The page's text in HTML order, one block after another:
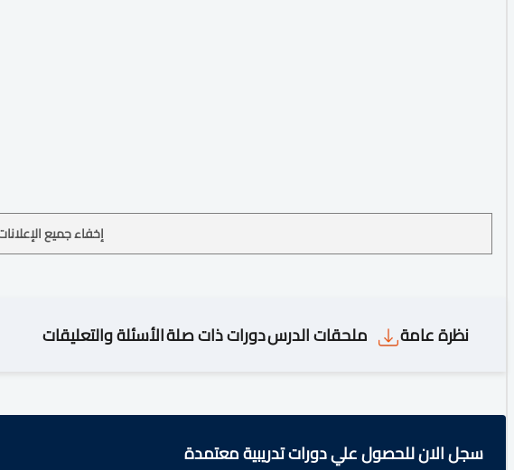
إخفاء جميع
نظرة عامة ملحقات الدرسدورات ذات صلةالأسئلة والتعليقات
سجل الان للحصول علي دورات تدريبية معتمدة